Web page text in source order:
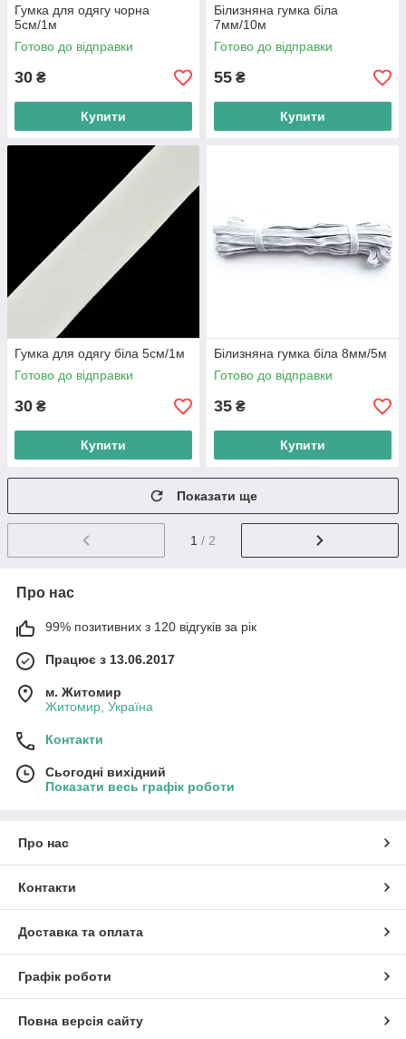
Гумка для одягу чорна
5см/1м
Готово до відправки
30 ₴
Купити
Білизняна гумка біла
7мм/10м
Готово до відправки
55 ₴
Купити
Гумка для одягу біла 5см/1м
Готово до відправки
30 ₴
Купити
Білизняна гумка біла 8мм/5м
Готово до відправки
35 ₴
Купити
Показати ще
1 / 2
Про нас
99% позитивних з 120 відгуків за рік
Працює з 13.06.2017
м. Житомир
Житомир, Україна
Контакти
Сьогодні вихідний
Показати весь графік роботи
Про нас
Контакти
Доставка та оплата
Графік роботи
Повна версія сайту